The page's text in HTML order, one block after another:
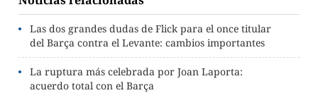
Las dos grandes dudas de Flick para el once titular
del Barça contra el Levante: cambios importantes
La ruptura más celebrada por Joan Laporta:
acuerdo total con el Barça